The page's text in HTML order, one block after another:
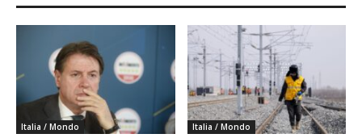
Italia / Mondo Italia / Mondo